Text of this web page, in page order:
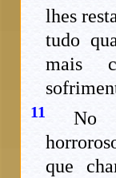
lhes
tudo
mais
11
No
que